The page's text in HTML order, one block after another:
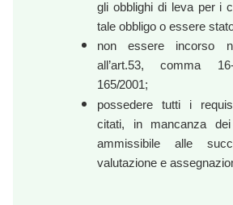
gli obblighi di leva per i
tale obbligo o essere
non essere incorso
all’art.53, comma
165/2001;
possedere tutti i
citati, in mancanza
ammissibile alle
valutazione e